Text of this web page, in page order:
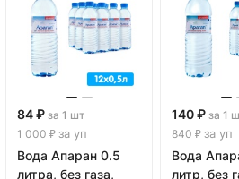
84 ₽ за 1 шт
1 000 ₽ за уп
Вода Апаран 0.5
литра, без газа,
140 ₽ за 1
840 ₽ за уп
Вода
литр, без